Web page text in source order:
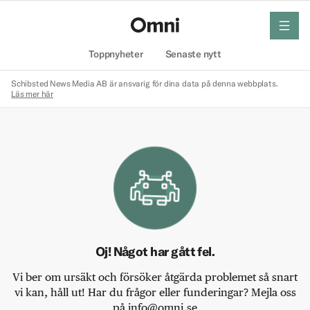
Toppnyheter Senaste nytt
meny
Schibsted News Media AB är ansvarig för dina data på denna webbplats.
Läs mer här
Oj! Något har gått fel.
Vi ber om ursäkt och försöker åtgärda problemet så snart
vi kan, håll ut! Har du frågor eller funderingar? Mejla oss